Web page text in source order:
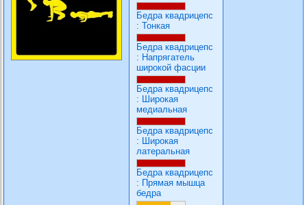
Бедра квадрицепс
: Тонкая
Бедра квадрицепс
: Напрягатель
широкой фасции
Бедра квадрицепс
: Широкая
медиальная
Бедра квадрицепс
: Широкая
латеральная
Бедра квадрицепс
: Прямая мышца
бедра